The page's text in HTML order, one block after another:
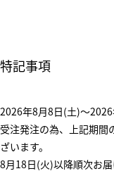
特記事項
2026年8月8日(土)～
受注発注の為、上記期間
ざいます。
8月18日(火)以降順次お